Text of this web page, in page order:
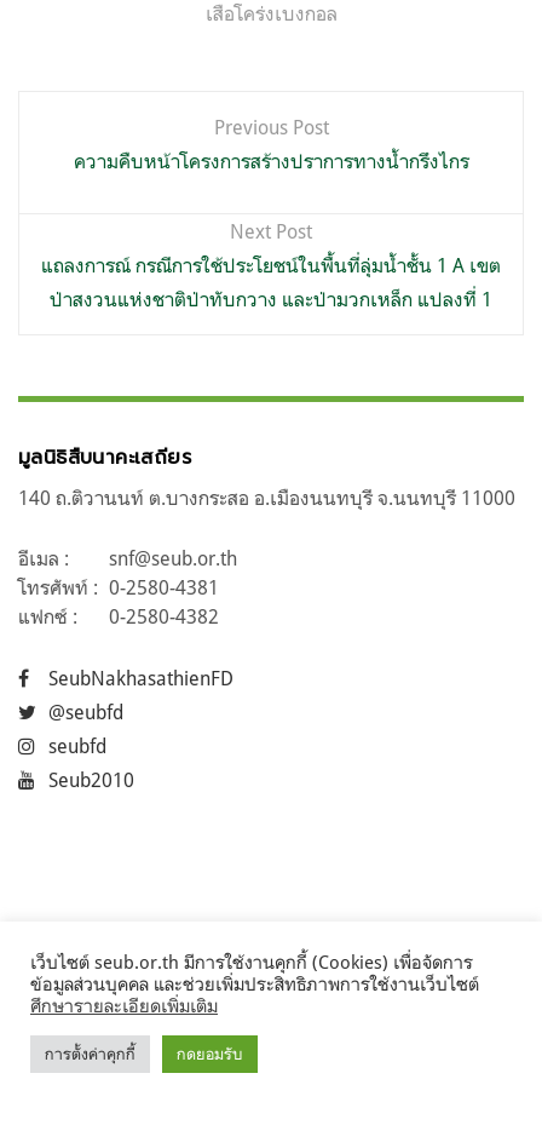
เสือโคร่งเบงกอล
เรื่อง
Previous Post
ความคืบหน้าโครงการสร้างปราการทางน้ำกรึงไกร
Next Post
แถลงการณ์ กรณีการใช้ประโยชน์ในพื้นที่ลุ่มน้ำชั้น 1 A เขต
ป่าสงวนแห่งชาติป่าทับกวาง และป่ามวกเหล็ก แปลงที่ 1
มูลนิธิสืบนาคะเสถียร
140 ถ.ติวานนท์ ต.บางกระสอ อ.เมืองนนทบุรี จ.นนทบุรี 11000
อีเมล :
snf@seub.or.th
โทรศัพท์ : 0-2580-4381
แฟกซ์ :
0-2580-4382
SeubNakhasathienFD
@seubfd
seubfd
Seub2010
©2017 Seub.or.th
เว็บไซต์ seub.or.th มีการใช้งานคุกกี้ (Cookies) เพื่อจัดการ
ข้อมูลส่วนบุคคล และช่วยเพิ่มประสิทธิภาพการใช้งานเว็บไซต์
ศึกษารายละเอียดเพิ่มเติม
การตั้งค่าคุกกี้ กดยอมรับ